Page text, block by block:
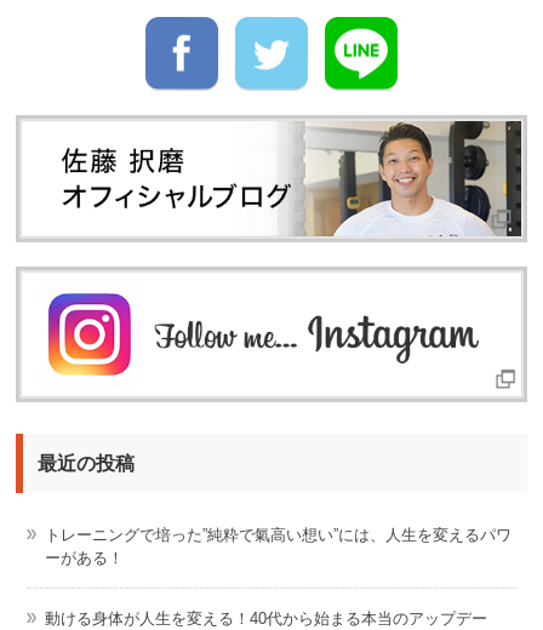
最近の投稿
トレーニングで培った”純粋で氣高い想い”には、人生を変えるパワ
ーがある！
動ける身体が人生を変える！40代から始まる本当のアップデー